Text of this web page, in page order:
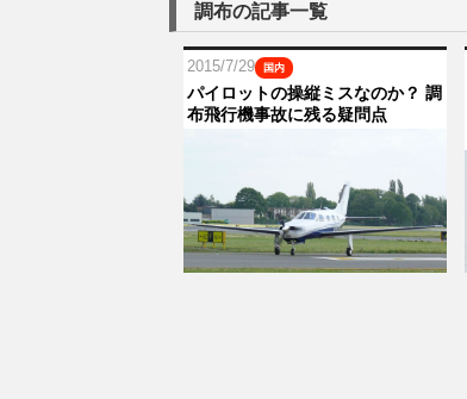
調布の記事一覧
2015/7/29 国内
パイロットの操縦ミスなのか？ 調
布飛行機事故に残る疑問点